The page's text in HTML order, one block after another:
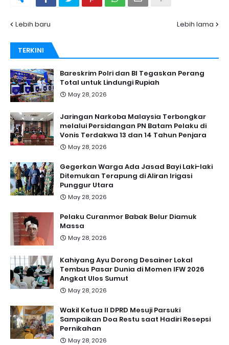
Lebih baru Lebih lama
TERKINI
Bareskrim Polri dan BI Tegaskan Perang
Total untuk Lindungi Rupiah
May 28, 2026
Jaringan Narkoba Malaysia Terbongkar
melalui Persidangan PN Batam Pelaku di
Vonis Terdakwa 13 dan 14 Tahun Penjara
May 28, 2026
Gegerkan Warga Ada Jasad Bayi Laki-laki
Ditemukan Terapung di Aliran Irigasi
Punggur Utara
May 28, 2026
Pelaku Curanmor Babak Belur Diamuk
Massa
May 28, 2026
Kahiyang Ayu Dorong Desainer Lokal
Tembus Pasar Dunia di Momen IFW 2026
Angkat Ulos Sumut
May 28, 2026
Wakil Ketua II DPRD Mesuji Parsuki
Sampaikan Doa Restu saat Hadiri Resepsi
Pernikahan
May 28, 2026